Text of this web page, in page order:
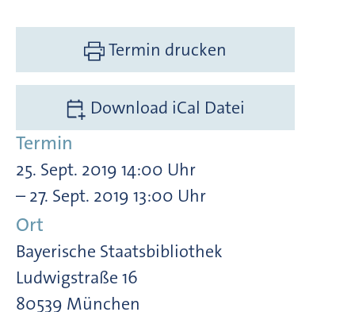
Termin drucken
Download iCal Datei
Termin
25. Sept. 2019 14:00 Uhr
– 27. Sept. 2019 13:00 Uhr
Ort
Bayerische Staatsbibliothek
Ludwigstraße 16
80539 München